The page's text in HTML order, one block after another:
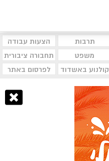
תרבות
הצעות עבודה
משפט
תחבורה ציבורית
קולנוע באשדוד לפרסום באתר